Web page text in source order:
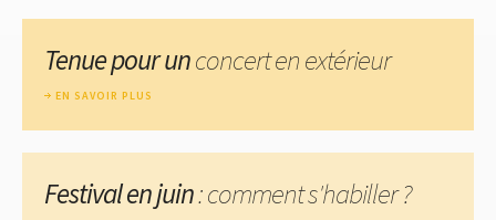
Tenue pour unconcert en extérieur
EN SAVOIR PLUS
Festival en juin: comment s'habiller ?